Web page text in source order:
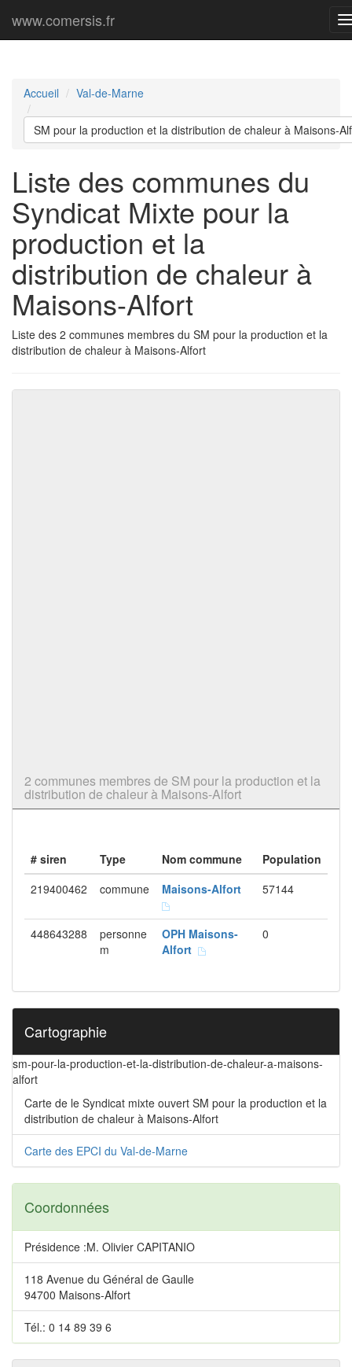
www.comersis.fr
Accueil Val-de-Marne
SM pour la production et la distribution de chaleur à Maisons-
Liste des communes du
Syndicat Mixte pour la
production et la
distribution de chaleur à
Maisons-Alfort
Liste des 2 communes membres du SM pour la production et la
distribution de chaleur à Maisons-Alfort
2 communes membres de SM pour la production et la
distribution de chaleur à Maisons-Alfort
# siren Type Nom commune
Population
219400462
commune Maisons-Alfort 57144
448643288
personne
m
OPH Maisons-
Alfort
0
Cartographie
sm-pour-la-production-et-la-distribution-de-chaleur-a-maisons-
alfort
Carte de le Syndicat mixte ouvert SM pour la production et la
distribution de chaleur à Maisons-Alfort
Carte des EPCI du Val-de-Marne
Coordonnées
Présidence :M. Olivier CAPITANIO
118 Avenue du Général de Gaulle
94700 Maisons-Alfort
Tél.: 0 14 89 39 6